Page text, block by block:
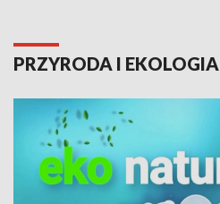
PRZYRODA I EKOLOGIA